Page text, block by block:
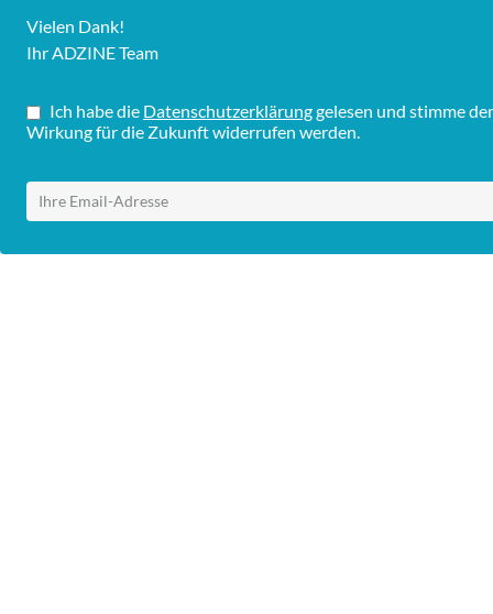
Vielen Dank!
Ihr ADZINE Team
Ich habe die Datenschutzerklärunggelesen und stimme
Wirkung für die Zukunft widerrufen werden.